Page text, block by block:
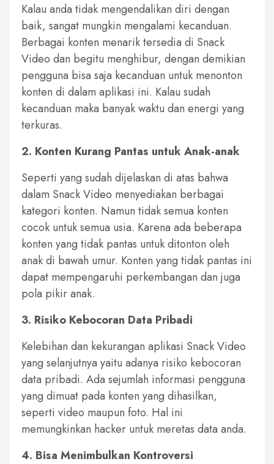
Kalau anda tidak mengendalikan diri dengan
baik, sangat mungkin mengalami kecanduan.
Berbagai konten menarik tersedia di Snack
Video dan begitu menghibur, dengan demikian
pengguna bisa saja kecanduan untuk menonton
konten di dalam aplikasi ini. Kalau sudah
kecanduan maka banyak waktu dan energi yang
terkuras.
2. Konten Kurang Pantas untuk Anak-anak
Seperti yang sudah dijelaskan di atas bahwa
dalam Snack Video menyediakan berbagai
kategori konten. Namun tidak semua konten
cocok untuk semua usia. Karena ada beberapa
konten yang tidak pantas untuk ditonton oleh
anak di bawah umur. Konten yang tidak pantas ini
dapat mempengaruhi perkembangan dan juga
pola pikir anak.
3. Risiko Kebocoran Data Pribadi
Kelebihan dan kekurangan aplikasi Snack Video
yang selanjutnya yaitu adanya risiko kebocoran
data pribadi. Ada sejumlah informasi pengguna
yang dimuat pada konten yang dihasilkan,
seperti video maupun foto. Hal ini
memungkinkan hacker untuk meretas data anda.
4. Bisa Menimbulkan Kontroversi